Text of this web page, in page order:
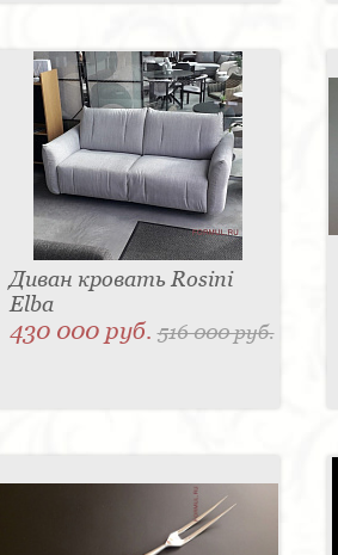
Диван кровать Rosini
Elba
430 000 руб.516 000 руб.